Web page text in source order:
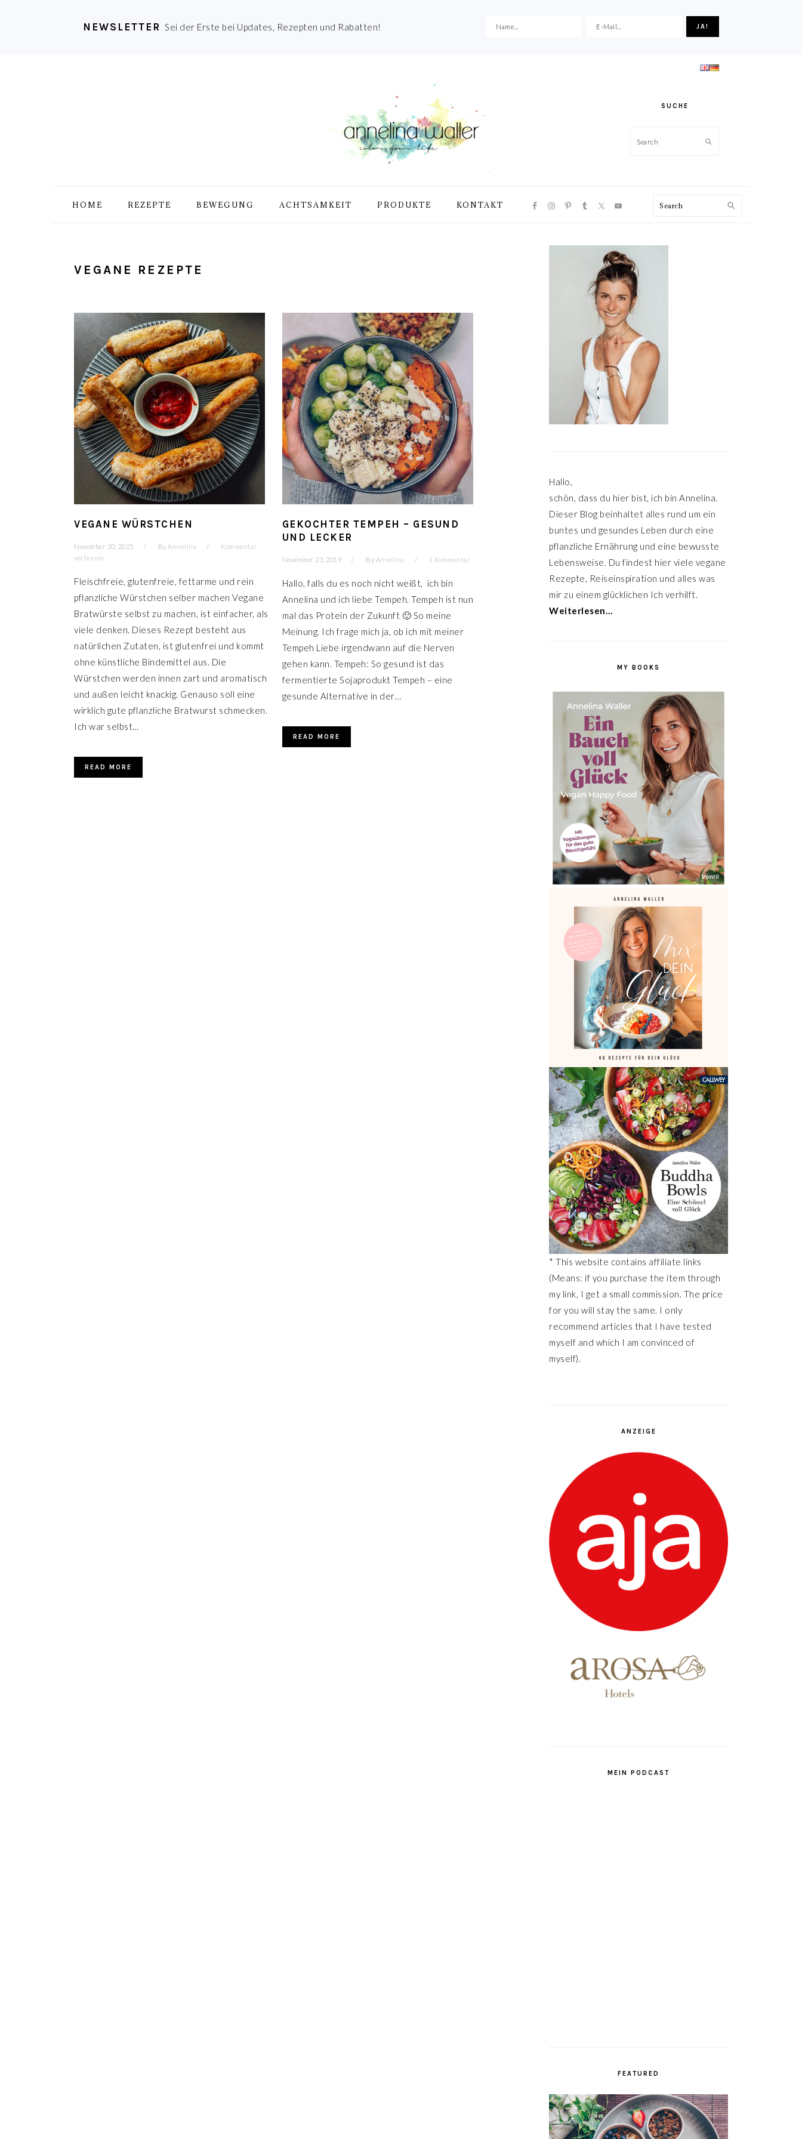
NEWSLETTER Sei der Erste bei Updates, Rezepten und Rabatten!
SUCHE
Search
HOME REZEPTE BEWEGUNG ACHTSAMKEIT PRODUKTE KONTAKT
NAVIGATION
ICONS
Search
VEGANE REZEPTE
VEGANE WÜRSTCHEN
November 20, 2025 By Annelina
Kommentar
verfassen
Fleischfreie, glutenfreie, fettarme und rein
pflanzliche Würstchen selber machen Vegane
Bratwürste selbst zu machen, ist einfacher, als
viele denken. Dieses Rezept besteht aus
natürlichen Zutaten, ist glutenfrei und kommt
ohne künstliche Bindemittel aus. Die
Würstchen werden innen zart und aromatisch
und außen leicht knackig. Genauso soll eine
wirklich gute pflanzliche Bratwurst schmecken.
Ich war selbst…
READ MORE
GEKOCHTER TEMPEH – GESUND
UND LECKER
November 23, 2019 By Annelina 1 Kommentar
Hallo, falls du es noch nicht weißt, ich bin
Annelina und ich liebe Tempeh. Tempeh ist nun
mal das Protein der Zukunft 🙂 So meine
Meinung. Ich frage mich ja, ob ich mit meiner
Tempeh Liebe irgendwann auf die Nerven
gehen kann. Tempeh: So gesund ist das
fermentierte Sojaprodukt Tempeh – eine
gesunde Alternative in der…
READ MORE
SIDEBAR
Hallo,
schön, dass du hier bist, ich bin Annelina.
Dieser Blog beinhaltet alles rund um ein
buntes und gesundes Leben durch eine
pflanzliche Ernährung und eine bewusste
Lebensweise. Du findest hier viele vegane
Rezepte, Reiseinspiration und alles was
mir zu einem glücklichen Ich verhilft.
Weiterlesen…
MY BOOKS
* This website contains affiliate links
(Means: if you purchase the item through
my link, I get a small commission. The price
for you will stay the same. I only
recommend articles that I have tested
myself and which I am convinced of
myself).
ANZEIGE
MEIN PODCAST
FEATURED